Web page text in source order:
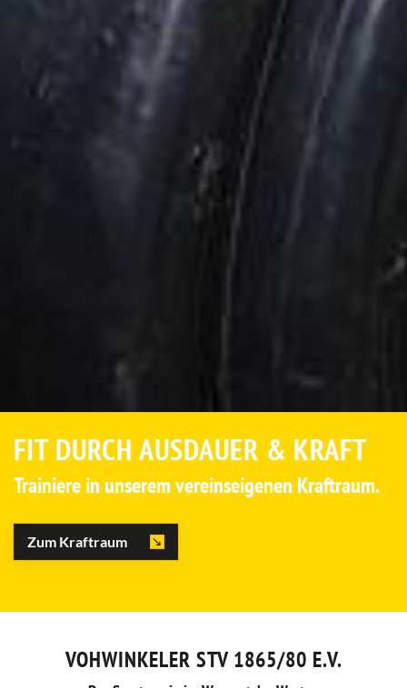
FIT DURCH AUSDAUER & KRAFT
Trainiere in unserem vereinseigenen Kraftraum.
Zum Kraftraum
VOHWINKELER STV 1865/80 E.V.